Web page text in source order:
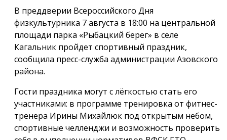
В преддверии Всероссийского Дня
физкультурника 7 августа в 18:00 на центральной
площади парка «Рыбацкий берег» в селе
Кагальник пройдет спортивный праздник,
сообщила пресс-служба администрации Азовского
района.
Гости праздника могут с лёгкостью стать его
участниками: в программе тренировка от фитнес-
тренера Ирины Михайлюк под открытым небом,
спортивные челленджи и возможность проверить